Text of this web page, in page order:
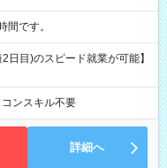
8時間です。
日目)のスピード就業が可能】
ンスキル不要
詳細へ